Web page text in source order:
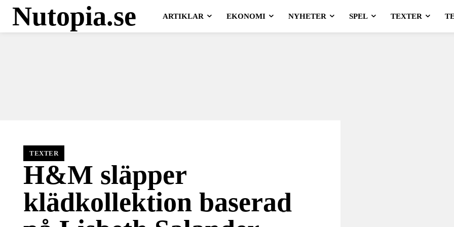
Nutopia.se ARTIKLAR EKONOMI NYHETER SPEL TEXTER
TEXTER
H&M släpper
klädkollektion baserad